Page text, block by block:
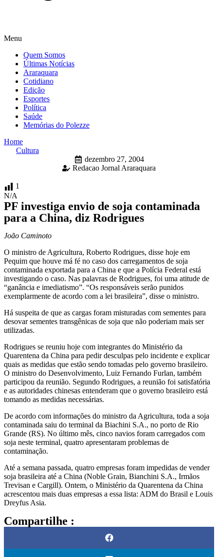
Menu
Quem Somos
Últimas Notícias
Araraquara
Cotidiano
Edição
Esportes
Política
Saúde
Memórias do Polezze
Home
Cultura
dezembro 27, 2004
Redacao Jornal Araraquara
1
N/A
PF investiga envio de soja contaminada
para a China, diz Rodrigues
João Caminoto
O ministro de Agricultura, Roberto Rodrigues, disse hoje em
Pequim que houve má fé no caso dos carregamentos de soja
contaminada exportada para a China e que a Polícia Federal está
investigando o caso. Nas palavras de Rodrigues, foi uma atitude de
“ganância e imediatismo”. “Os responsáveis serão punidos
exemplarmente de acordo com a lei brasileira”, disse o ministro.
Há suspeita de que as cargas foram misturadas com sementes para
desovar sementes transgênicas de soja que não poderiam mais ser
utilizadas.
Rodrigues se reuniu hoje com integrantes do Ministério da
Quarentena da China para pedir desculpas pelo incidente e explicar
quais as medidas que estão sendo tomadas pelo governo brasileiro.
O ministro do Desenvolvimento, Luiz Fernando Furlan, também
participou da reunião. Segundo Rodrigues, a reunião foi satisfatória
e as autoridades chinesas entenderam que o governo brasileiro está
tomando as medidas necessárias.
De acordo com informações do ministro da Agricultura, toda a soja
contaminada saiu do terminal da Biachini S.A., no porto de Rio
Grande (RS). No último mês, cinco navios foram carregados com
soja neste terminal, quatro apresentaram problemas de
contaminação.
Até a semana passada, quatro empresas foram impedidas de vender
soja brasileira até a China (Noble Grain, Bianchini S.A., Irmãos
Trevisan e Cargill). Ontem, o Ministério da Quarentena da China
acrescentou mais duas empresas a essa lista: ADM do Brasil e Louis
Dreyfus Asia.
Compartilhe :